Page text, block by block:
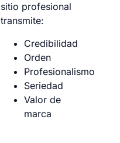
sitio profesional
transmite:
Credibilidad
Orden
Profesionalismo
Seriedad
Valor de
marca